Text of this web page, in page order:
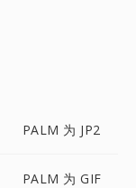
PALM 为 JP2
PALM 为 GIF